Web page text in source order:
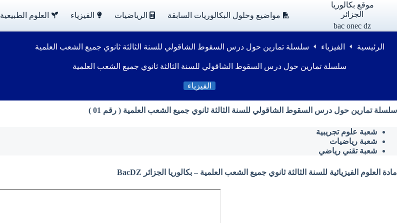
موقع بكالوريا
الجزائر
bac onec dz
مواضيع وحلول البكالوريات السابقة الرياضيات الفيزياء العلوم الطبيعية
الرئيسية الفيزياء سلسلة تمارين حول درس السقوط الشاقولي للسنة الثالثة ثانوي جميع الشعب العلمية
سلسلة تمارين حول درس السقوط الشاقولي للسنة الثالثة ثانوي جميع الشعب العلمية
الفيزياء
سلسلة تمارين حول درس السقوط الشاقولي للسنة الثالثة ثانوي جميع الشعب العلمية ( رقم 01 )
شعبة علوم تجريبية
شعبة رياضيات
شعبة تقني رياضي
مادة العلوم الفيزيائية للسنة الثالثة ثانوي جميع الشعب العلمية – بكالوريا الجزائر BacDZ